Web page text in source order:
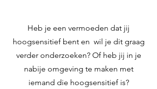
Heb je een vermoeden dat jij
hoogsensitief bent en wil je dit graag
verder onderzoeken? Of heb jij in je
nabije omgeving te maken met
iemand die hoogsensitief is?